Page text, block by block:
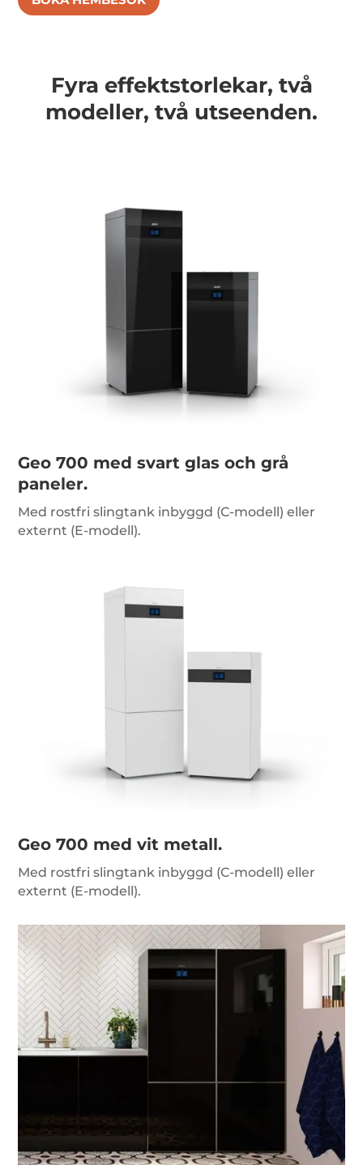
Fyra effektstorlekar, två
modeller, två utseenden.
Geo 700 med svart glas och grå
paneler.
Med rostfri slingtank inbyggd (C-modell) eller
externt (E-modell).
Geo 700 med vit metall.
Med rostfri slingtank inbyggd (C-modell) eller
externt (E-modell).